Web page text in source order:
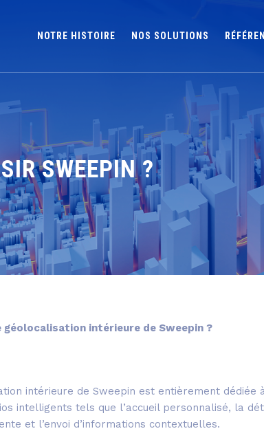
NOTRE HISTOIRE NOS SOLUTIONS
SWEEPIN ?
intérieure de Sweepin ?
intérieure de Sweepin est entièrement dédiée
intelligents tels que l’accueil personnalisé, la
et l’envoi d’informations contextuelles.